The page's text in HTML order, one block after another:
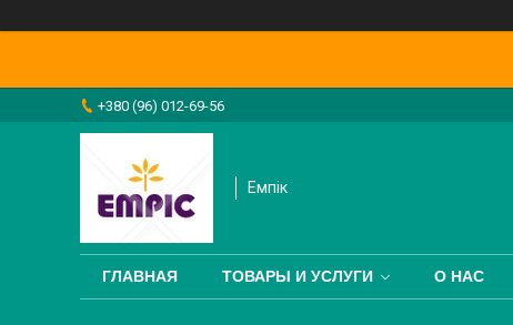
+380 (96) 012-69-56
Емпік
ГЛАВНАЯ ТОВАРЫ И УСЛУГИ О НАС